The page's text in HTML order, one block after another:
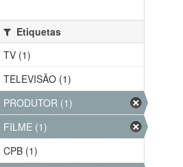
Etiquetas
TV (1)
TELEVISÃO (1)
PRODUTOR (1)
FILME (1)
CPB (1)